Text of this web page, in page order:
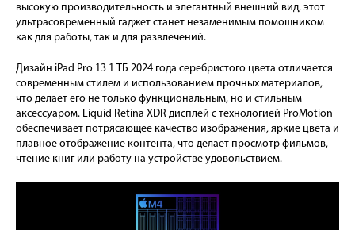
высокую производительность и элегантный внешний вид, этот
ультрасовременный гаджет станет незаменимым помощником
как для работы, так и для развлечений.
Дизайн iPad Pro 13 1 ТБ 2024 года серебристого цвета отличается
современным стилем и использованием прочных материалов,
что делает его не только функциональным, но и стильным
аксессуаром. Liquid Retina XDR дисплей с технологией ProMotion
обеспечивает потрясающее качество изображения, яркие цвета и
плавное отображение контента, что делает просмотр фильмов,
чтение книг или работу на устройстве удовольствием.